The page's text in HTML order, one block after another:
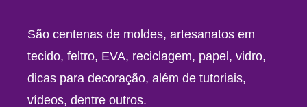
São centenas de moldes, artesanatos em
tecido, feltro, EVA, reciclagem, papel, vidro,
dicas para decoração, além de tutoriais,
vídeos, dentre outros.